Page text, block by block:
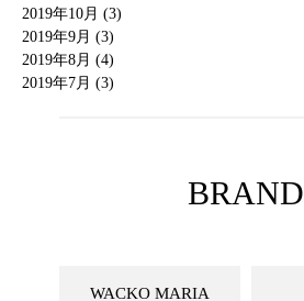
2019年10月 (3)
2019年9月 (3)
2019年8月 (4)
2019年7月 (3)
BRAND
WACKO MARIA